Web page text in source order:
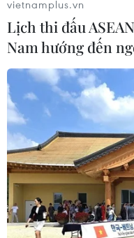
vietnamplus.vn
Lịch thi đấu
Nam hướng đến